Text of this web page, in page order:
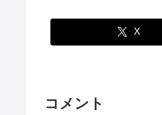
X
コメント